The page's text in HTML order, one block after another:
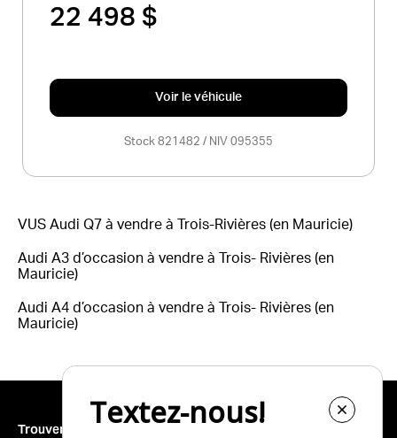
22 498 $
Voir le véhicule
Stock 821482 / NIV 095355
VUS Audi Q7 à vendre à Trois-Rivières (en Mauricie)
Audi A3 d’occasion à vendre à Trois- Rivières (en
Mauricie)
Audi A4 d’occasion à vendre à Trois- Rivières (en
Mauricie)
Trouver un véhicule